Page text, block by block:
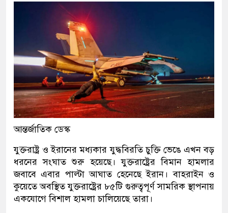
আন্তর্জাতিক ডেস্ক
যুক্তরাষ্ট্র ও ইরানের মধ্যকার যুদ্ধবিরতি চুক্তি ভেঙে এখন বড়
ধরনের সংঘাত শুরু হয়েছে। যুক্তরাষ্ট্রের বিমান হামলার
জবাবে এবার পাল্টা আঘাত হেনেছে ইরান। বাহরাইন ও
কুয়েতে অবস্থিত যুক্তরাষ্ট্রের ৮৫টি গুরুত্বপূর্ণ সামরিক স্থাপনায়
একযোগে বিশাল হামলা চালিয়েছে তারা।